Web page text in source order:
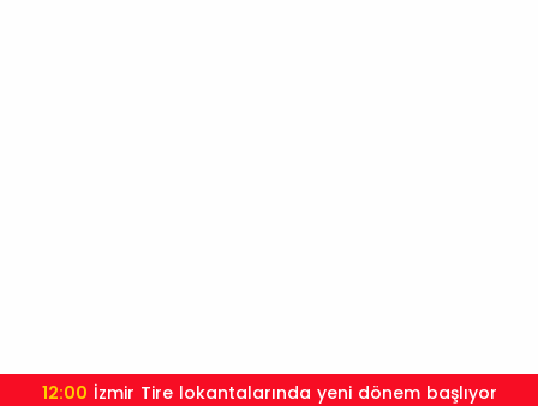
12:00 İzmir Tire lokantalarında yeni dönem başlıyor